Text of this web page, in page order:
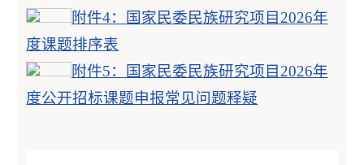
附件4：国家民委民族研究项目2026年
度课题排序表
附件5：国家民委民族研究项目2026年
度公开招标课题申报常见问题释疑